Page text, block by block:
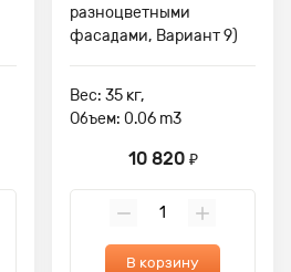
разноцветными
фасадами, Вариант 9)
Вес: 35 кг,
Объем: 0.06 m3
10 820 ₽
В корзину